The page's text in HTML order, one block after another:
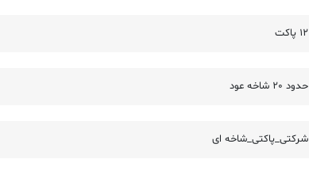
12 پاکت
حدود 20 شاخه عود
شرکتی_پاکتی_شاخه ای